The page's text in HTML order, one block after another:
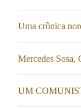
Uma crônica
Mercedes Sosa,
UM